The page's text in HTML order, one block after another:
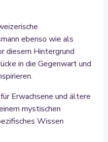
ebenso wie als
diesem Hintergrund
in die Gegenwart und
Erwachsene und ältere
mystischen
Wissen